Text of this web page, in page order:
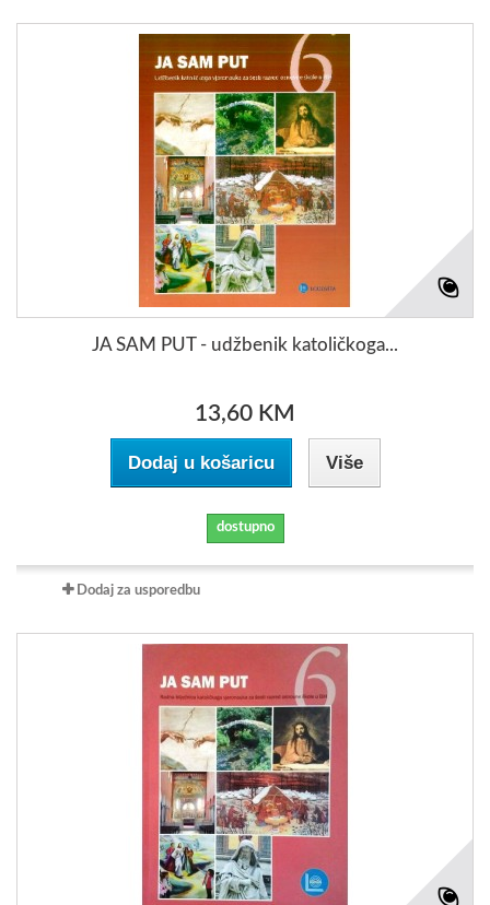
JA SAM PUT - udžbenik katoličkoga...
13,60 KM
Dodaj u košaricu Više
dostupno
Dodaj za usporedbu